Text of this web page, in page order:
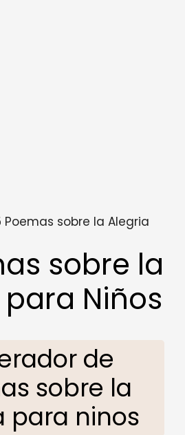
Poemas sobre la Alegria
sobre la
Niños
de
sobre la
para ninos